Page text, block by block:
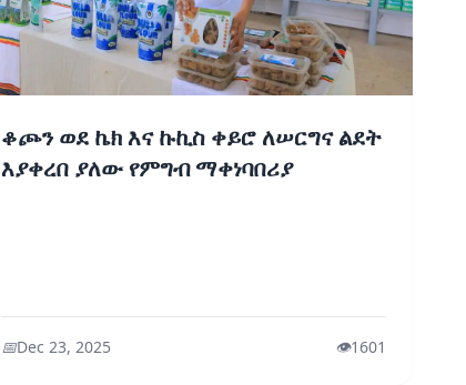
ቆጮን ወደ ኬክ እና ኩኪስ ቀይሮ ለሠርግና ልደት
እያቀረበ ያለው የምግብ ማቀነባበሪያ
📅Dec 23, 2025 👁️1601